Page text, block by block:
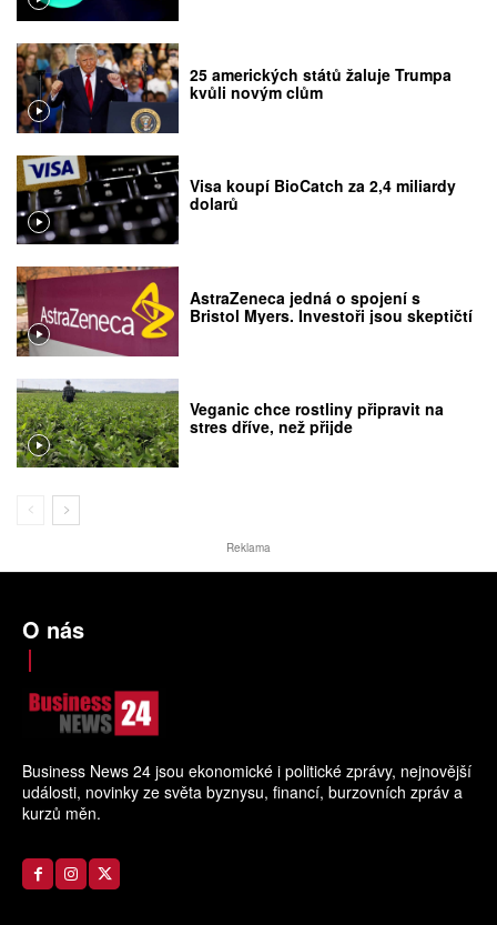
25 amerických států žaluje Trumpa
kvůli novým clům
Visa koupí BioCatch za 2,4 miliardy
dolarů
AstraZeneca jedná o spojení s
Bristol Myers. Investoři jsou skeptičtí
Veganic chce rostliny připravit na
stres dříve, než přijde
Reklama
O nás
Business News 24 jsou ekonomické i politické zprávy, nejnovější
události, novinky ze světa byznysu, financí, burzovních zpráv a
kurzů měn.